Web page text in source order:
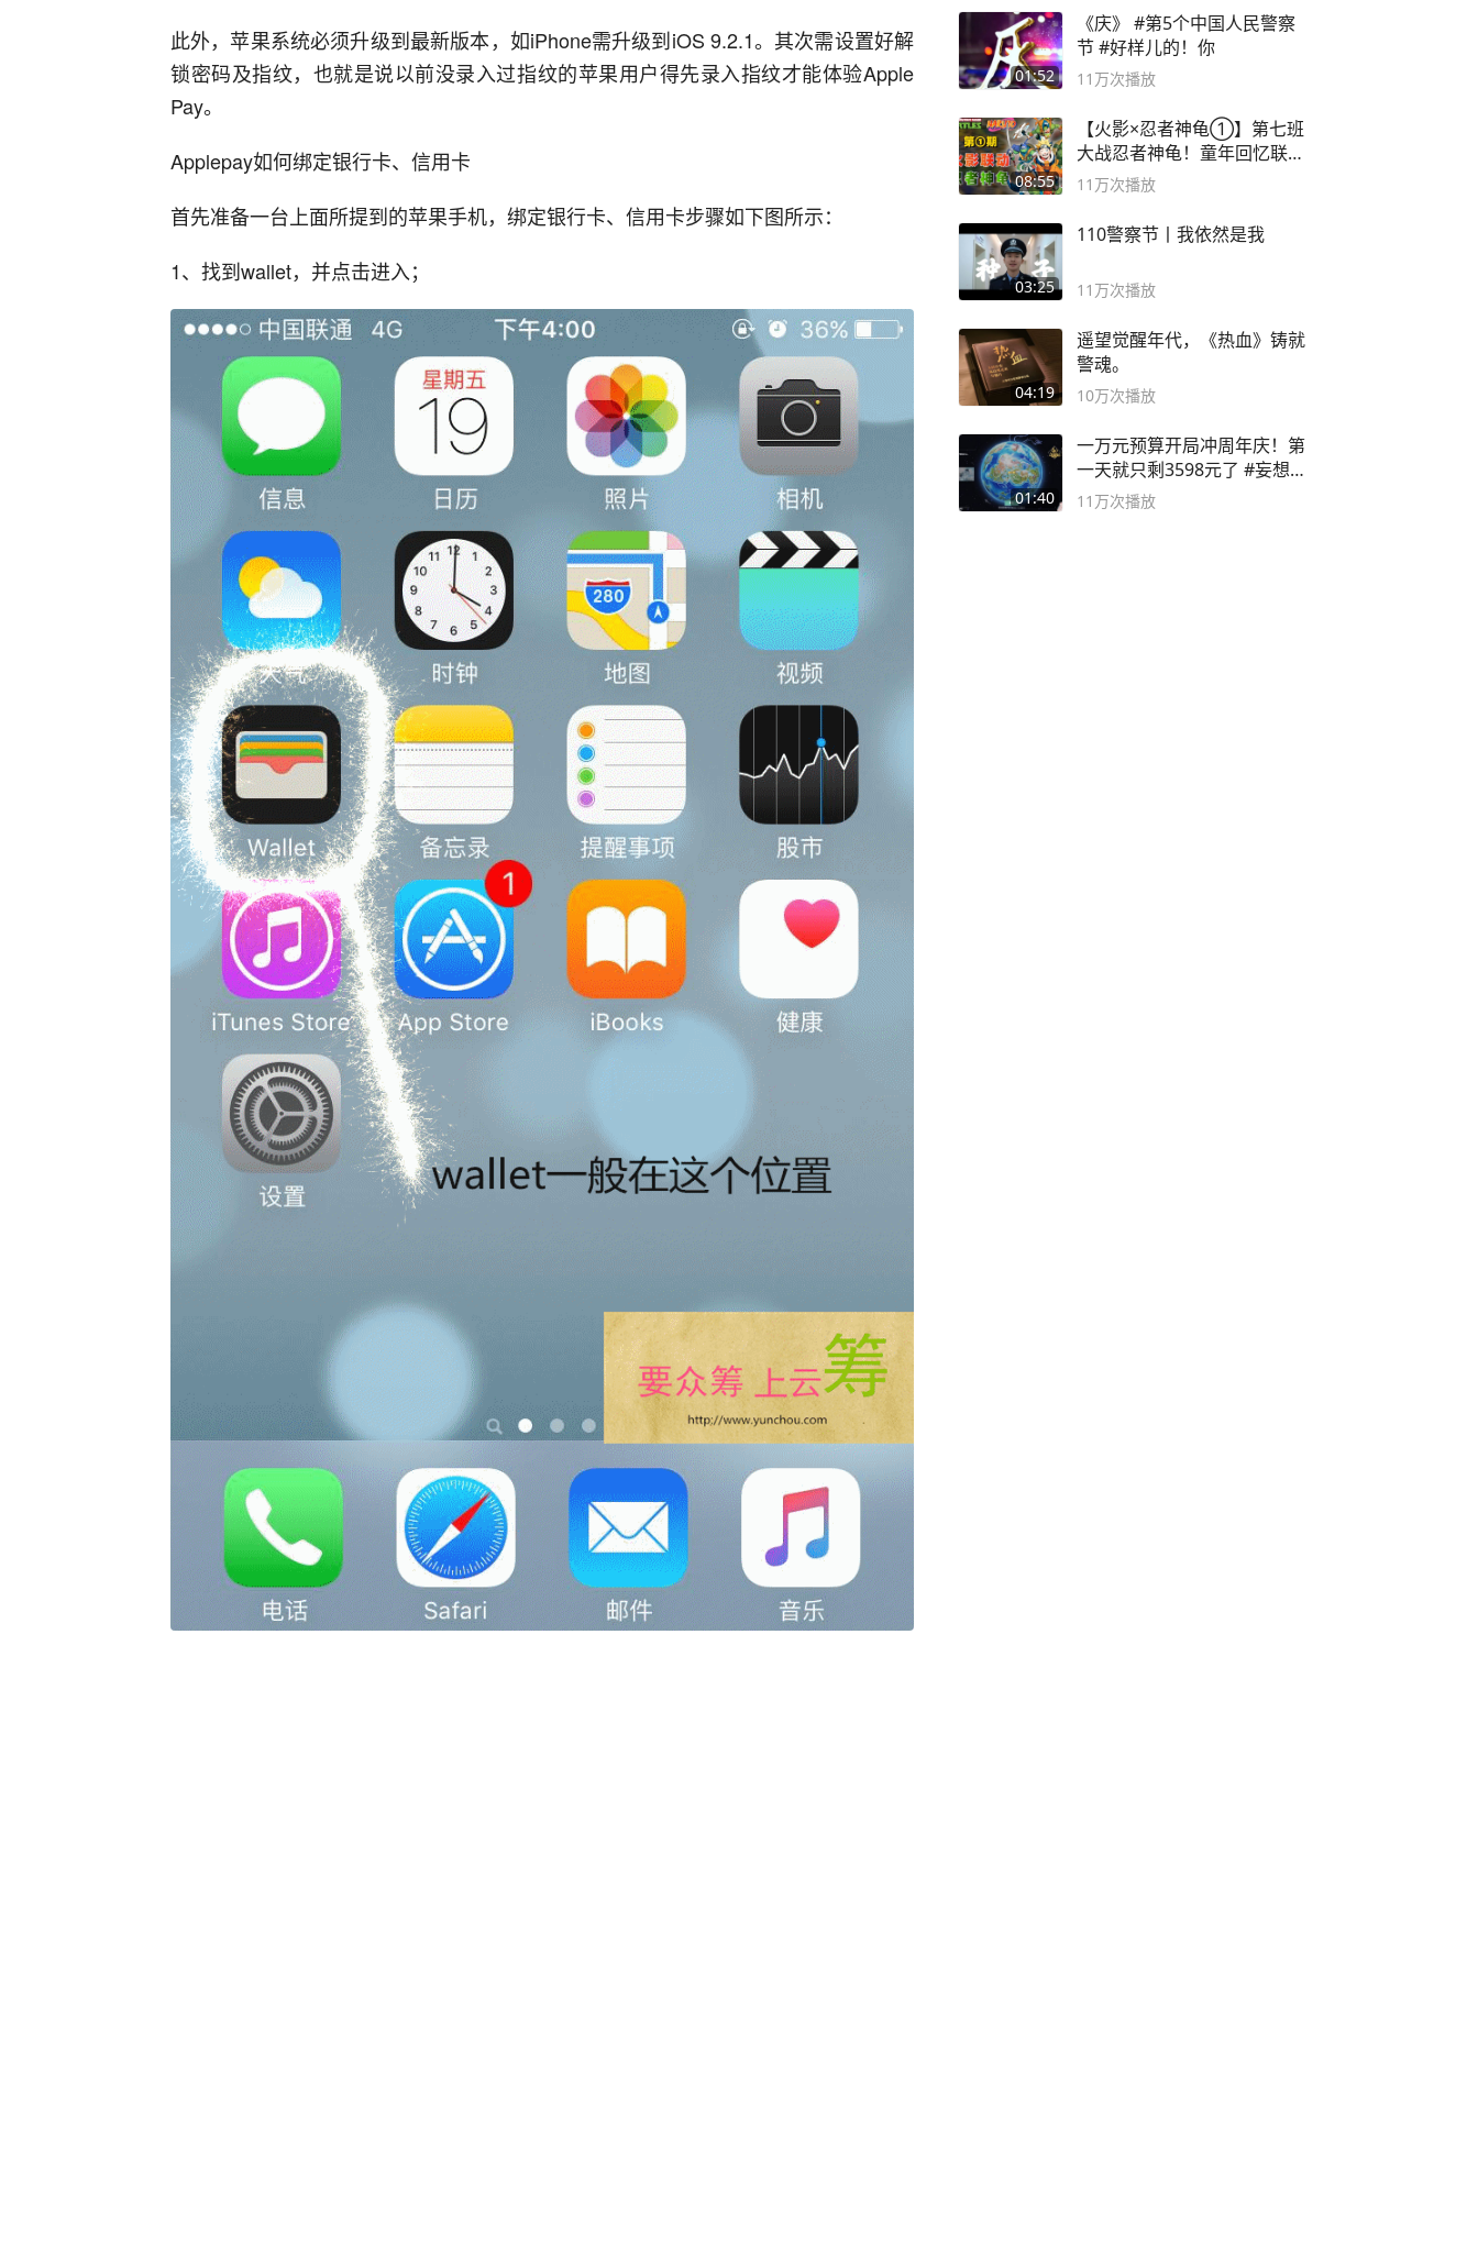
此外，苹果系统必须升级到最新版本，如iPhone需升级到iOS 9.2.1。其次需设置好解
锁密码及指纹，也就是说以前没录入过指纹的苹果用户得先录入指纹才能体验Apple
Pay。
Applepay如何绑定银行卡、信用卡
首先准备一台上面所提到的苹果手机，绑定银行卡、信用卡步骤如下图所示：
1、找到wallet，并点击进入；
01:52
《庆》 #第5个中国人民警察
节 #好样儿的！你
11万次播放
08:55
【火影×忍者神龟①】第七班
大战忍者神龟！童年回忆联动
论武？
11万次播放
03:25
110警察节丨我依然是我
11万次播放
04:19
遥望觉醒年代，《热血》铸就
警魂。
10万次播放
01:40
一万元预算开局冲周年庆！第
一天就只剩3598元了 #妄想山
海
11万次播放